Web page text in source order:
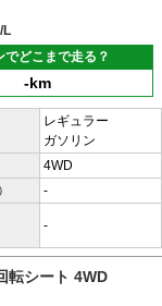
L
でどこまで走る？
-km
レギュラー
ガソリン
4WD
-
-
転シート 4WD